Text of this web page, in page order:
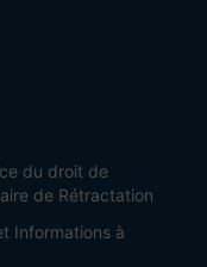
du droit de
de Rétractation
Informations à